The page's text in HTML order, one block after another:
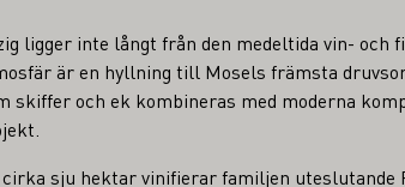
ligger inte långt från den medeltida vin-
är en hyllning till Mosels främsta
skiffer och ek kombineras med moderna
cirka sju hektar vinifierar familjen